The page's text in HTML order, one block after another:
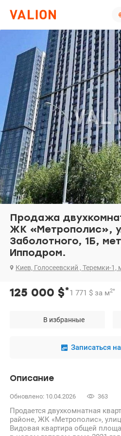
Продажа
ЖК «Метрополис»,
Заболотного, 1Б,
Ипподром.
Киев, Голосеевский , Теремки-
125 000 $*1 771 $ за м2*
В избранные
Записаться
Описание
Обновлено: 10.04.2026 363
Продается двухкомнатная
районе, ЖК «Метрополис»,
Видовая квартира общей